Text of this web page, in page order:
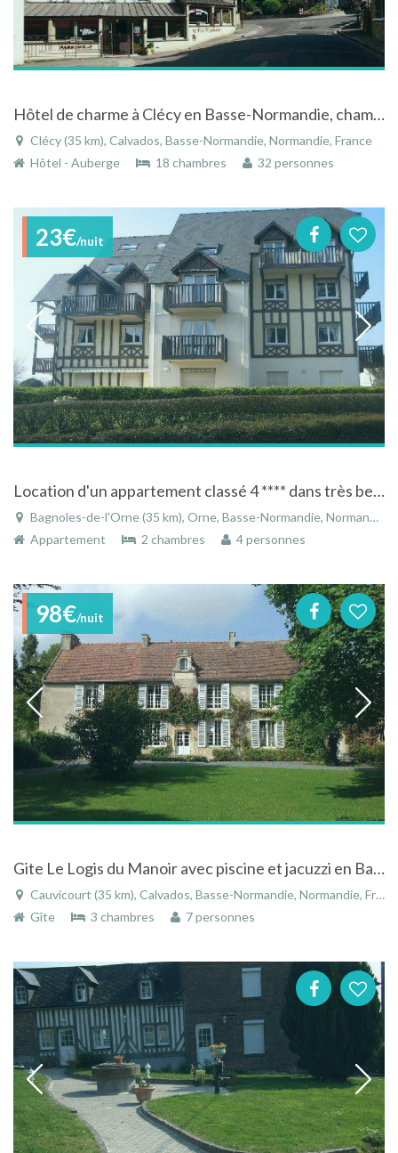
Hôtel de charme à Clécy en Basse-Normandie, chambres tout confort
Clécy (35 km), Calvados, Basse-Normandie, Normandie, France
Hôtel - Auberge
18 chambres 32 personnes
23€/nuit
Location d'un appartement classé 4 **** dans très belle rèsidence "La Normandière"
Bagnoles-de-l'Orne (35 km), Orne, Basse-Normandie, Normandie, France
Appartement
2 chambres 4 personnes
98€/nuit
Gite Le Logis du Manoir avec piscine et jacuzzi en Basse-Normandie
Cauvicourt (35 km), Calvados, Basse-Normandie, Normandie, France
Gîte
3 chambres 7 personnes